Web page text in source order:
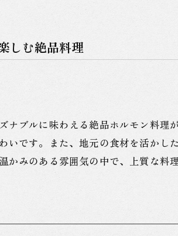
しむ絶品料理
ブルに味わえる絶品ホルモン料理
です。また、地元の食材を活かし
みのある雰囲気の中で、上質な料